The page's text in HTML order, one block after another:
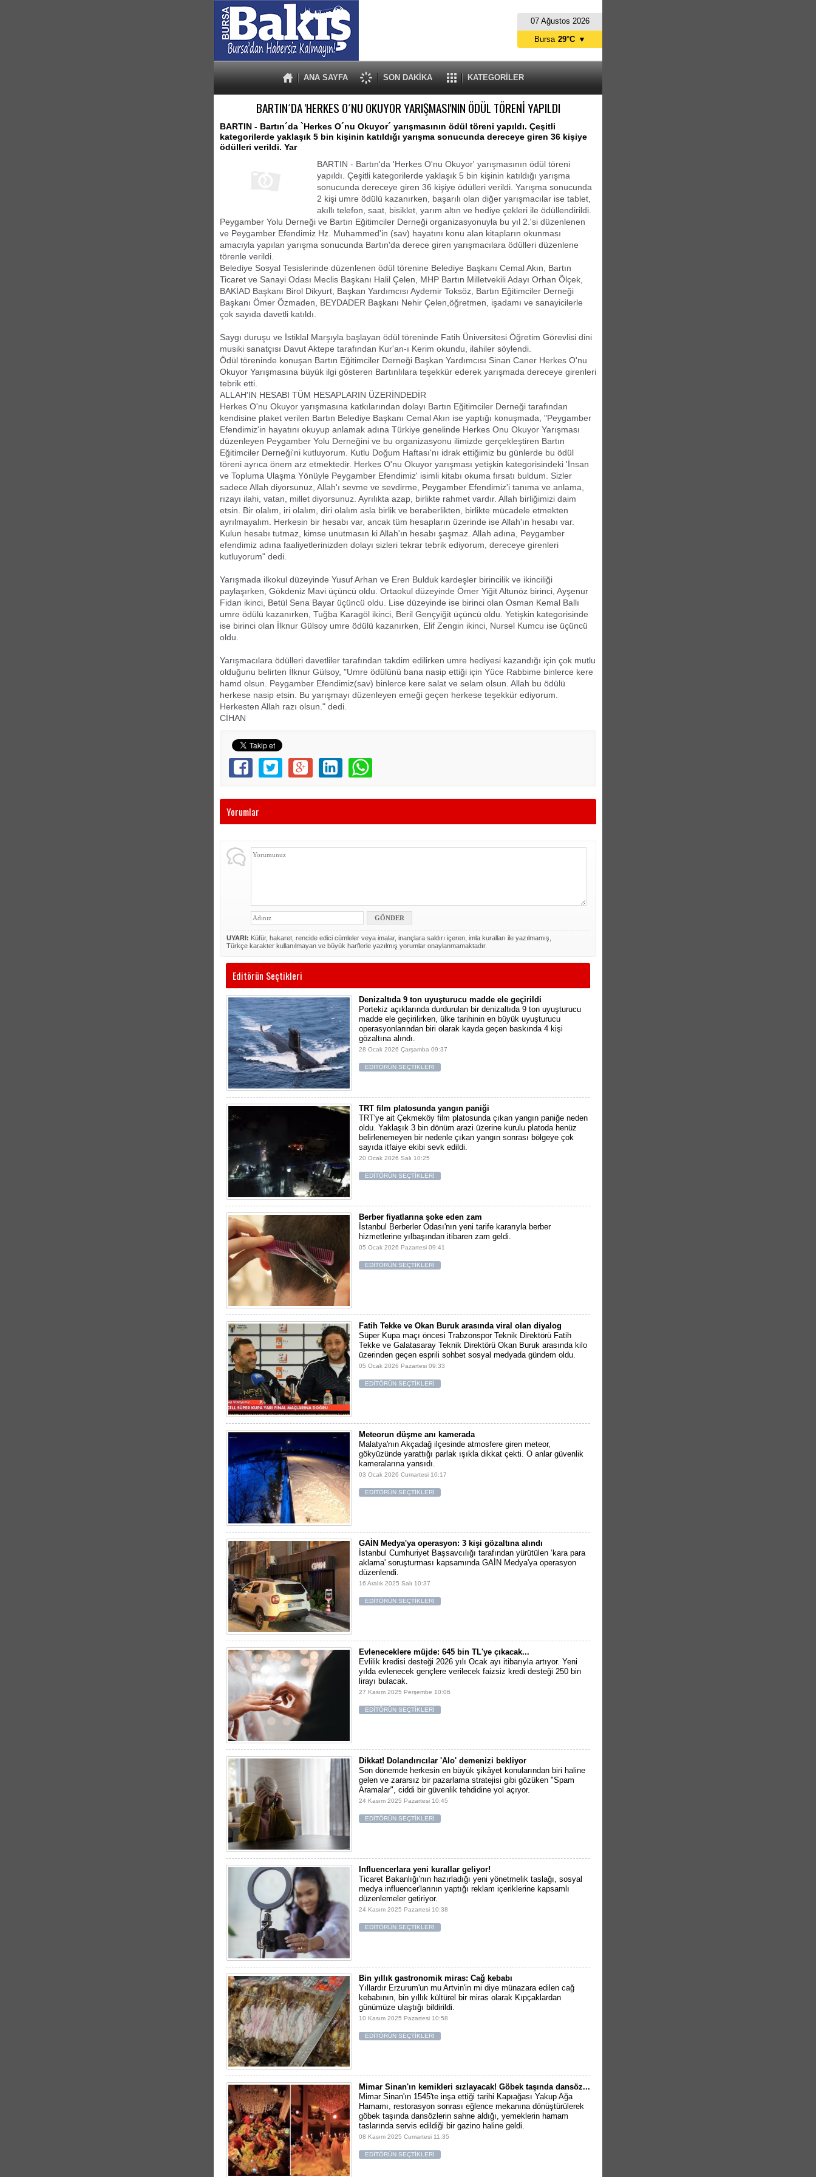
07 Ağustos 2026
ANA SAYFA SON DAKİKA KATEGORİLER
Bursa 29°C ▼
BARTIN´DA 'HERKES O´NU OKUYOR YARIŞMASI'NIN ÖDÜL TÖRENİ YAPILDI
BARTIN - Bartın´da `Herkes O´nu Okuyor´ yarışmasının ödül töreni yapıldı. Çeşitli
kategorilerde yaklaşık 5 bin kişinin katıldığı yarışma sonucunda dereceye giren 36 kişiye
ödülleri verildi. Yar
BARTIN - Bartın'da 'Herkes O'nu Okuyor' yarışmasının ödül töreni
yapıldı. Çeşitli kategorilerde yaklaşık 5 bin kişinin katıldığı yarışma
sonucunda dereceye giren 36 kişiye ödülleri verildi. Yarışma sonucunda
2 kişi umre ödülü kazanırken, başarılı olan diğer yarışmacılar ise tablet,
akıllı telefon, saat, bisiklet, yarım altın ve hediye çekleri ile ödüllendirildi.
Peygamber Yolu Derneği ve Bartın Eğitimciler Derneği organizasyonuyla bu yıl 2.'si düzenlenen
ve Peygamber Efendimiz Hz. Muhammed'in (sav) hayatını konu alan kitapların okunması
amacıyla yapılan yarışma sonucunda Bartın'da derece giren yarışmacılara ödülleri düzenlene
törenle verildi.
Belediye Sosyal Tesislerinde düzenlenen ödül törenine Belediye Başkanı Cemal Akın, Bartın
Ticaret ve Sanayi Odası Meclis Başkanı Halil Çelen, MHP Bartın Milletvekili Adayı Orhan Ölçek,
BAKİAD Başkanı Birol Dikyurt, Başkan Yardımcısı Aydemir Toksöz, Bartın Eğitimciler Derneği
Başkanı Ömer Özmaden, BEYDADER Başkanı Nehir Çelen,öğretmen, işadamı ve sanayicilerle
çok sayıda davetli katıldı.
Saygı duruşu ve İstiklal Marşıyla başlayan ödül töreninde Fatih Üniversitesi Öğretim Görevlisi dini
musiki sanatçısı Davut Aktepe tarafından Kur'an-ı Kerim okundu, ilahiler söylendi.
Ödül töreninde konuşan Bartın Eğitimciler Derneği Başkan Yardımcısı Sinan Caner Herkes O'nu
Okuyor Yarışmasına büyük ilgi gösteren Bartınlılara teşekkür ederek yarışmada dereceye girenleri
tebrik etti.
ALLAH'IN HESABI TÜM HESAPLARIN ÜZERİNDEDİR
Herkes O'nu Okuyor yarışmasına katkılarından dolayı Bartın Eğitimciler Derneği tarafından
kendisine plaket verilen Bartın Belediye Başkanı Cemal Akın ise yaptığı konuşmada, "Peygamber
Efendimiz'in hayatını okuyup anlamak adına Türkiye genelinde Herkes Onu Okuyor Yarışması
düzenleyen Peygamber Yolu Derneğini ve bu organizasyonu ilimizde gerçekleştiren Bartın
Eğitimciler Derneği'ni kutluyorum. Kutlu Doğum Haftası'nı idrak ettiğimiz bu günlerde bu ödül
töreni ayrıca önem arz etmektedir. Herkes O'nu Okuyor yarışması yetişkin kategorisindeki 'İnsan
ve Topluma Ulaşma Yönüyle Peygamber Efendimiz' isimli kitabı okuma fırsatı buldum. Sizler
sadece Allah diyorsunuz, Allah'ı sevme ve sevdirme, Peygamber Efendimiz'i tanıma ve anlama,
rızayı ilahi, vatan, millet diyorsunuz. Ayrılıkta azap, birlikte rahmet vardır. Allah birliğimizi daim
etsin. Bir olalım, iri olalım, diri olalım asla birlik ve beraberlikten, birlikte mücadele etmekten
ayrılmayalım. Herkesin bir hesabı var, ancak tüm hesapların üzerinde ise Allah'ın hesabı var.
Kulun hesabı tutmaz, kimse unutmasın ki Allah'ın hesabı şaşmaz. Allah adına, Peygamber
efendimiz adına faaliyetlerinizden dolayı sizleri tekrar tebrik ediyorum, dereceye girenleri
kutluyorum" dedi.
Yarışmada ilkokul düzeyinde Yusuf Arhan ve Eren Bulduk kardeşler birincilik ve ikinciliği
paylaşırken, Gökdeniz Mavi üçüncü oldu. Ortaokul düzeyinde Ömer Yiğit Altunöz birinci, Ayşenur
Fidan ikinci, Betül Sena Bayar üçüncü oldu. Lise düzeyinde ise birinci olan Osman Kemal Ballı
umre ödülü kazanırken, Tuğba Karagöl ikinci, Beril Gençyiğit üçüncü oldu. Yetişkin kategorisinde
ise birinci olan İlknur Gülsoy umre ödülü kazanırken, Elif Zengin ikinci, Nursel Kumcu ise üçüncü
oldu.
Yarışmacılara ödülleri davetliler tarafından takdim edilirken umre hediyesi kazandığı için çok mutlu
olduğunu belirten İlknur Gülsoy, "Umre ödülünü bana nasip ettiği için Yüce Rabbime binlerce kere
hamd olsun. Peygamber Efendimiz(sav) binlerce kere salat ve selam olsun. Allah bu ödülü
herkese nasip etsin. Bu yarışmayı düzenleyen emeği geçen herkese teşekkür ediyorum.
Herkesten Allah razı olsun." dedi.
CİHAN
Yorumlar
UYARI: Küfür, hakaret, rencide edici cümleler veya imalar, inançlara saldırı içeren, imla kuralları ile yazılmamış,
Türkçe karakter kullanılmayan ve büyük harflerle yazılmış yorumlar onaylanmamaktadır.
Editörün Seçtikleri
Denizaltıda 9 ton uyuşturucu madde ele geçirildi
Portekiz açıklarında durdurulan bir denizaltıda 9 ton uyuşturucu
madde ele geçirilirken, ülke tarihinin en büyük uyuşturucu
operasyonlarından biri olarak kayda geçen baskında 4 kişi
gözaltına alındı.
28 Ocak 2026 Çarşamba 09:37
EDİTÖRÜN SEÇTİKLERİ
TRT film platosunda yangın paniği
TRT'ye ait Çekmeköy film platosunda çıkan yangın paniğe neden
oldu. Yaklaşık 3 bin dönüm arazi üzerine kurulu platoda henüz
belirlenemeyen bir nedenle çıkan yangın sonrası bölgeye çok
sayıda itfaiye ekibi sevk edildi.
20 Ocak 2026 Salı 10:25
EDİTÖRÜN SEÇTİKLERİ
Berber fiyatlarına şoke eden zam
İstanbul Berberler Odası'nın yeni tarife kararıyla berber
hizmetlerine yılbaşından itibaren zam geldi.
05 Ocak 2026 Pazartesi 09:41
EDİTÖRÜN SEÇTİKLERİ
Fatih Tekke ve Okan Buruk arasında viral olan diyalog
Süper Kupa maçı öncesi Trabzonspor Teknik Direktörü Fatih
Tekke ve Galatasaray Teknik Direktörü Okan Buruk arasında kilo
üzerinden geçen esprili sohbet sosyal medyada gündem oldu.
05 Ocak 2026 Pazartesi 09:33
EDİTÖRÜN SEÇTİKLERİ
Meteorun düşme anı kamerada
Malatya'nın Akçadağ ilçesinde atmosfere giren meteor,
gökyüzünde yarattığı parlak ışıkla dikkat çekti. O anlar güvenlik
kameralarına yansıdı.
03 Ocak 2026 Cumartesi 10:17
EDİTÖRÜN SEÇTİKLERİ
GAİN Medya'ya operasyon: 3 kişi gözaltına alındı
İstanbul Cumhuriyet Başsavcılığı tarafından yürütülen ‘kara para
aklama' soruşturması kapsamında GAİN Medya'ya operasyon
düzenlendi.
16 Aralık 2025 Salı 10:37
EDİTÖRÜN SEÇTİKLERİ
Evleneceklere müjde: 645 bin TL'ye çıkacak...
Evlilik kredisi desteği 2026 yılı Ocak ayı itibarıyla artıyor. Yeni
yılda evlenecek gençlere verilecek faizsiz kredi desteği 250 bin
lirayı bulacak.
27 Kasım 2025 Perşembe 10:06
EDİTÖRÜN SEÇTİKLERİ
Dikkat! Dolandırıcılar 'Alo' demenizi bekliyor
Son dönemde herkesin en büyük şikâyet konularından biri haline
gelen ve zararsız bir pazarlama stratejisi gibi gözüken "Spam
Aramalar", ciddi bir güvenlik tehdidine yol açıyor.
24 Kasım 2025 Pazartesi 10:45
EDİTÖRÜN SEÇTİKLERİ
Influencerlara yeni kurallar geliyor!
Ticaret Bakanlığı'nın hazırladığı yeni yönetmelik taslağı, sosyal
medya influencer'larının yaptığı reklam içeriklerine kapsamlı
düzenlemeler getiriyor.
24 Kasım 2025 Pazartesi 10:38
EDİTÖRÜN SEÇTİKLERİ
Bin yıllık gastronomik miras: Cağ kebabı
Yıllardır Erzurum'un mu Artvin'in mi diye münazara edilen cağ
kebabının, bin yıllık kültürel bir miras olarak Kıpçaklardan
günümüze ulaştığı bildirildi.
10 Kasım 2025 Pazartesi 10:58
EDİTÖRÜN SEÇTİKLERİ
Mimar Sinan'ın kemikleri sızlayacak! Göbek taşında dansöz...
Mimar Sinan'ın 1545'te inşa ettiği tarihi Kapıağası Yakup Ağa
Hamamı, restorasyon sonrası eğlence mekanına dönüştürülerek
göbek taşında dansözlerin sahne aldığı, yemeklerin hamam
taslarında servis edildiği bir gazino haline geldi.
08 Kasım 2025 Cumartesi 11:35
EDİTÖRÜN SEÇTİKLERİ